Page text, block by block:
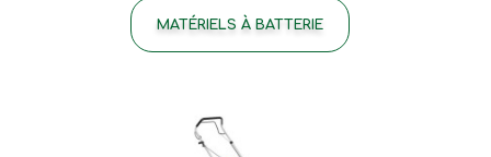
MATÉRIELS À BATTERIE